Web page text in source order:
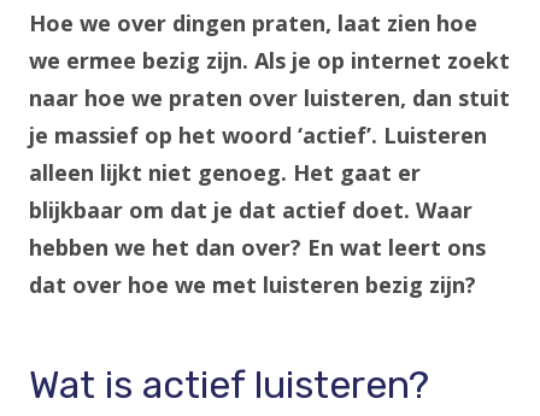
Hoe we over dingen praten, laat zien hoe
we ermee bezig zijn. Als je op internet zoekt
naar hoe we praten over luisteren, dan stuit
je massief op het woord ‘actief’. Luisteren
alleen lijkt niet genoeg. Het gaat er
blijkbaar om dat je dat actief doet. Waar
hebben we het dan over? En wat leert ons
dat over hoe we met luisteren bezig zijn?
Wat is actief luisteren?